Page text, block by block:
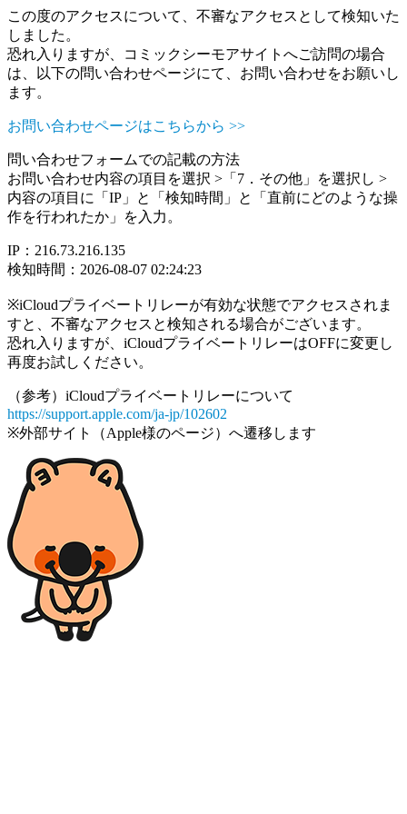
この度のアクセスについて、不審なアクセスとして検知いた
しました。
恐れ入りますが、コミックシーモアサイトへご訪問の場合
は、以下の問い合わせページにて、お問い合わせをお願いし
ます。
お問い合わせページはこちらから >>
問い合わせフォームでの記載の方法
お問い合わせ内容の項目を選択 >「7．その他」を選択し >
内容の項目に「IP」と「検知時間」と「直前にどのような操
作を行われたか」を入力。
IP：216.73.216.135
検知時間：2026-08-07 02:24:23
※iCloudプライベートリレーが有効な状態でアクセスされま
すと、不審なアクセスと検知される場合がございます。
恐れ入りますが、iCloudプライベートリレーはOFFに変更し
再度お試しください。
（参考）iCloudプライベートリレーについて
https://support.apple.com/ja-jp/102602
※外部サイト（Apple様のページ）へ遷移します